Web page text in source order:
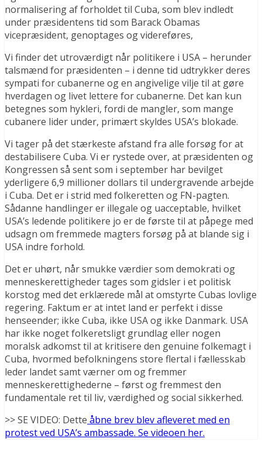
normalisering af forholdet til Cuba, som blev indledt
under præsidentens tid som Barack Obamas
vicepræsident, genoptages og videreføres,
Vi finder det utroværdigt når politikere i USA – herunder
talsmænd for præsidenten – i denne tid udtrykker deres
sympati for cubanerne og en angivelige vilje til at gøre
hverdagen og livet lettere for cubanerne. Det kan kun
betegnes som hykleri, fordi de mangler, som mange
cubanere lider under, primært skyldes USA’s blokade.
Vi tager på det stærkeste afstand fra alle forsøg for at
destabilisere Cuba. Vi er rystede over, at præsidenten og
Kongressen så sent som i september har bevilget
yderligere 6,9 millioner dollars til undergravende arbejde
i Cuba. Det er i strid med folkeretten og FN-pagten.
Sådanne handlinger er illegale og uacceptable, hvilket
USA’s ledende politikere jo er de første til at påpege med
udsagn om fremmede magters forsøg på at blande sig i
USA indre forhold.
Det er uhørt, når smukke værdier som demokrati og
menneskerettigheder tages som gidsler i et politisk
korstog med det erklærede mål at omstyrte Cubas lovlige
regering. Faktum er at intet land er perfekt i disse
henseender; ikke Cuba, ikke USA og ikke Danmark. USA
har ikke noget folkeretsligt grundlag eller nogen
moralsk adkomst til at kritisere den genuine folkemagt i
Cuba, hvormed befolkningens store flertal i fællesskab
leder landet samt værner om og fremmer
menneskerettighederne – først og fremmest den
fundamentale ret til liv, værdighed og social sikkerhed.
>> SE VIDEO: Dette åbne brev blev afleveret med en
protest ved USA’s ambassade. Se videoen her.